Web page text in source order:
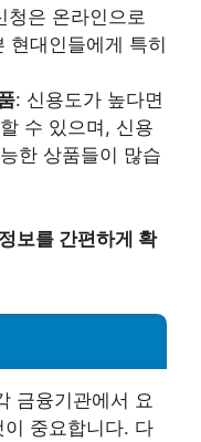
청은 온라인으로
현대인들에게 특히
: 신용도가 높다면
수 있으며, 신용
한 상품들이 많습
보를 간편하게 확
금융기관에서 요
중요합니다. 다